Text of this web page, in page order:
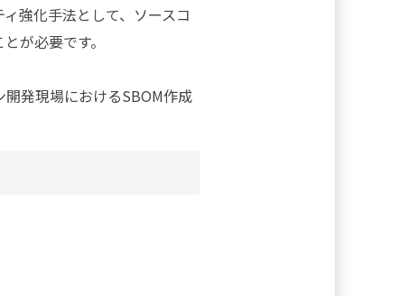
強化手法として、ソースコ
が必要です。
発現場におけるSBOM作成